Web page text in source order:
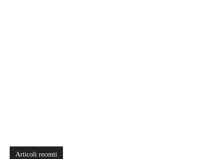
Articoli recenti